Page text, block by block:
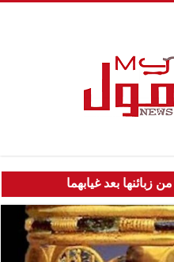
زبائنها بعد غيابهما